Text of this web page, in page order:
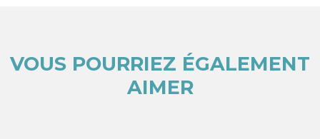
VOUS POURRIEZ ÉGALEMENT
AIMER